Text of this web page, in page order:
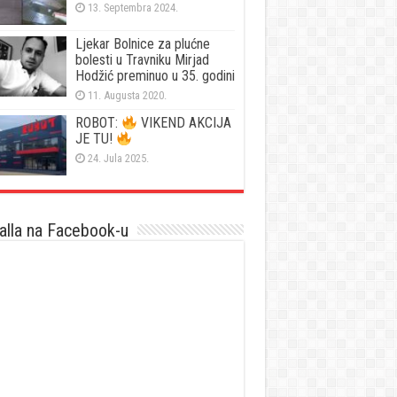
13. Septembra 2024.
Ljekar Bolnice za plućne
bolesti u Travniku Mirjad
Hodžić preminuo u 35. godini
11. Augusta 2020.
ROBOT:
VIKEND AKCIJA
JE TU!
24. Jula 2025.
na Facebook-u